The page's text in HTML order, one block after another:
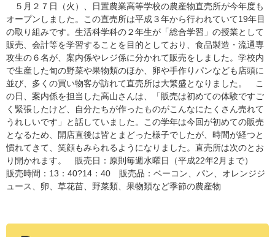
５月２７日（火）、日置農業高等学校の農産物直売所が今年度も
オープンしました。この直売所は平成３年から行われていて19年目
の取り組みです。生活科学科の２年生が「総合学習」の授業として
販売、会計等を学習することを目的としており、食品製造・流通専
攻生の６名が、案内係やレジ係に分かれて販売をしました。学校内
で生産した旬の野菜や果物類のほか、卵や手作りパンなども店頭に
並び、多くの買い物客が訪れて直売所は大繁盛となりました。 こ
の日、案内係を担当した高山さんは、「販売は初めての体験ですご
く緊張したけど、自分たちが作ったものがこんなにたくさん売れて
うれしいです」と話していました。この学年は今回が初めての販売
となるため、開店直後は皆とまどった様子でしたが、時間が経つと
慣れてきて、笑顔もみられるようになりました。直売所は次のとお
り開かれます。 販売日：原則毎週水曜日（平成22年2月まで）
販売時間：13：40?14：40 販売品：ベーコン、パン、オレンジジ
ュース、卵、草花苗、野菜類、果物類など季節の農産物